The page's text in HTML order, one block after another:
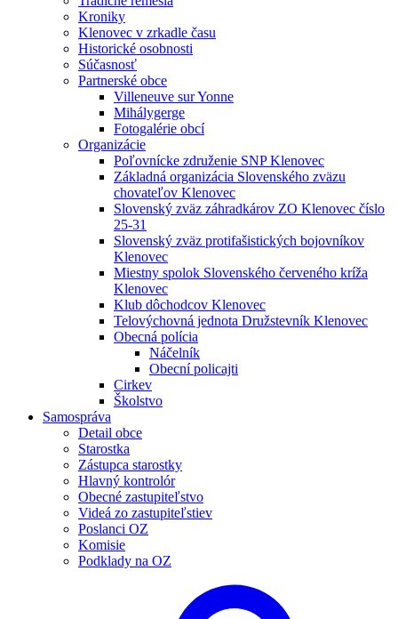
Kroniky
Klenovec v zrkadle času
Historické osobnosti
Súčasnosť
Partnerské obce
Villeneuve sur Yonne
Mihálygerge
Fotogalérie obcí
Organizácie
Poľovnícke združenie SNP Klenovec
Základná organizácia Slovenského zväzu
chovateľov Klenovec
Slovenský zväz záhradkárov ZO Klenovec číslo
25-31
Slovenský zväz protifašistických bojovníkov
Klenovec
Miestny spolok Slovenského červeného kríža
Klenovec
Klub dôchodcov Klenovec
Telovýchovná jednota Družstevník Klenovec
Obecná polícia
Náčelník
Obecní policajti
Cirkev
Školstvo
Samospráva
Detail obce
Starostka
Zástupca starostky
Hlavný kontrolór
Obecné zastupiteľstvo
Videá zo zastupiteľstiev
Poslanci OZ
Komisie
Podklady na OZ